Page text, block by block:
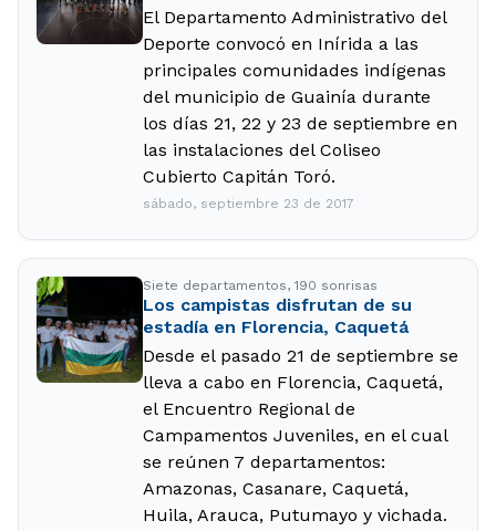
El Departamento Administrativo del
Deporte convocó en Inírida a las
principales comunidades indígenas
del municipio de Guainía durante
los días 21, 22 y 23 de septiembre en
las instalaciones del Coliseo
Cubierto Capitán Toró.
sábado, septiembre 23 de 2017
Siete departamentos, 190 sonrisas
Los campistas disfrutan de su
estadía en Florencia, Caquetá
Desde el pasado 21 de septiembre se
lleva a cabo en Florencia, Caquetá,
el Encuentro Regional de
Campamentos Juveniles, en el cual
se reúnen 7 departamentos:
Amazonas, Casanare, Caquetá,
Huila, Arauca, Putumayo y vichada.